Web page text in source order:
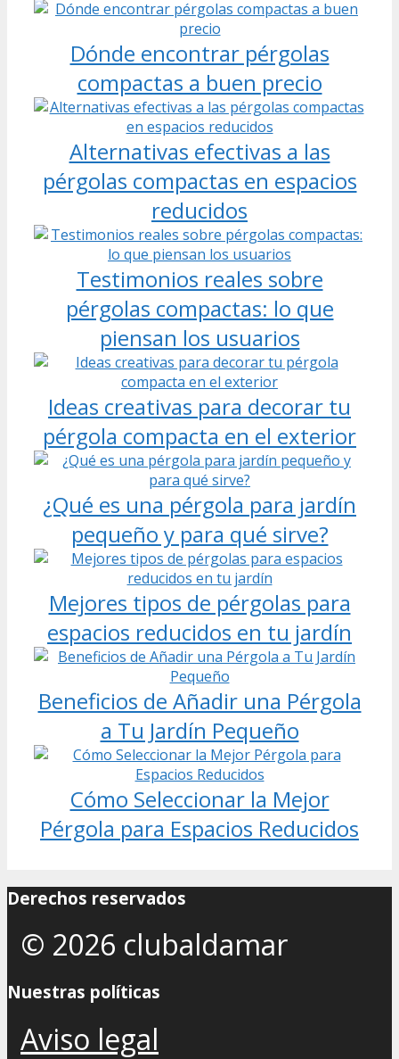
Dónde encontrar pérgolas
compactas a buen precio
Alternativas efectivas a las
pérgolas compactas en espacios
reducidos
Testimonios reales sobre
pérgolas compactas: lo que
piensan los usuarios
Ideas creativas para decorar tu
pérgola compacta en el exterior
¿Qué es una pérgola para jardín
pequeño y para qué sirve?
Mejores tipos de pérgolas para
espacios reducidos en tu jardín
Beneficios de Añadir una Pérgola
a Tu Jardín Pequeño
Cómo Seleccionar la Mejor
Pérgola para Espacios Reducidos
Derechos reservados
© 2026 clubaldamar
Nuestras políticas
Aviso legal